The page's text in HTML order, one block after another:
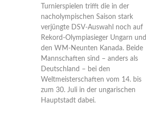
Turnierspielen trifft die in der
nacholympischen Saison stark
verjüngte DSV-Auswahl noch auf
Rekord-Olympiasieger Ungarn und
den WM-Neunten Kanada. Beide
Mannschaften sind – anders als
Deutschland – bei den
Weltmeisterschaften vom 14. bis
zum 30. Juli in der ungarischen
Hauptstadt dabei.